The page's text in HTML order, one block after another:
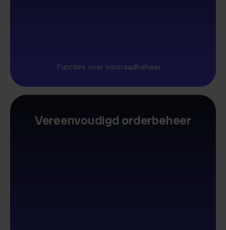
Functies voor voorraadbeheer
Vereenvoudigd orderbeheer